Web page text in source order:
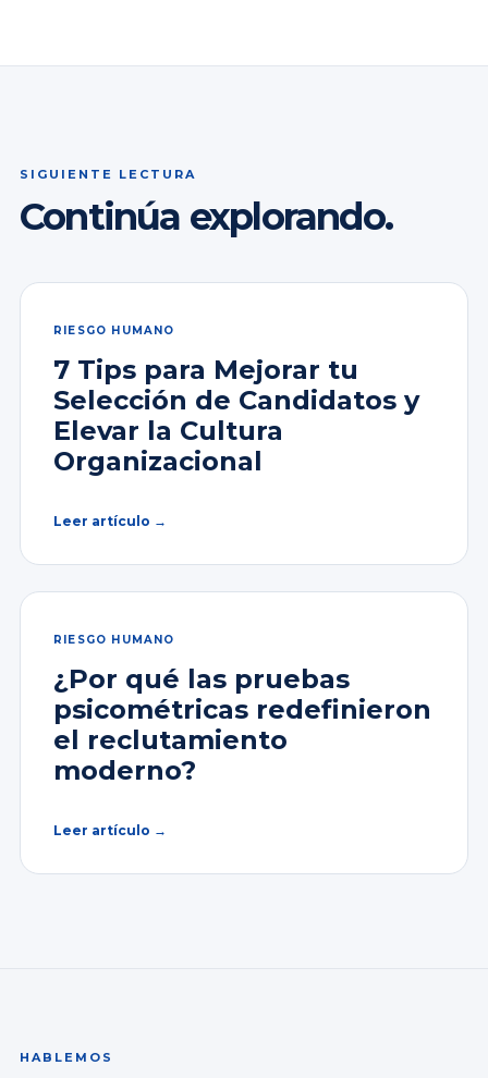
SIGUIENTE LECTURA
Continúa explorando.
RIESGO HUMANO
7 Tips para Mejorar tu
Selección de Candidatos y
Elevar la Cultura
Organizacional
Leer artículo →
RIESGO HUMANO
¿Por qué las pruebas
psicométricas redefinieron
el reclutamiento
moderno?
Leer artículo →
HABLEMOS